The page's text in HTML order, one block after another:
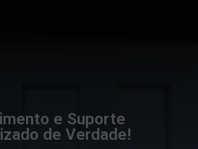
e Suporte
de Verdade!